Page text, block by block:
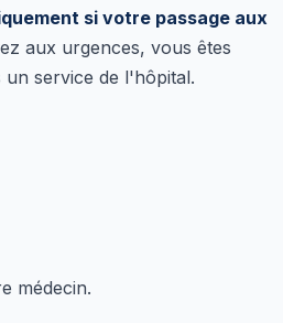
si votre passage aux
aux urgences, vous êtes
un service de l'hôpital.
médecin.